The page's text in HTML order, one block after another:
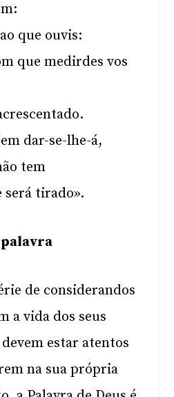
que ouvis:
que medirdes vos
dar-se-lhe-á,
tem
será tirado».
de considerandos
a vida dos seus
estar atentos
na sua própria